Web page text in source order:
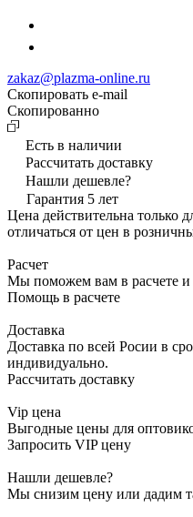
zakaz@plazma-online.ru
Скопировать e-mail
Cкопированно
Есть в наличии
Рассчитать доставку
Нашли дешевле?
Гарантия 5 лет
Цена действительна только
отличаться от цен в
Расчет
Мы поможем вам в расчете и
Помощь в расчете
Доставка
Доставка по всей Росии в
индивидуально.
Рассчитать доставку
Vip цена
Выгодные цены для
Запросить VIP цену
Нашли дешевле?
Мы снизим цену или дадим